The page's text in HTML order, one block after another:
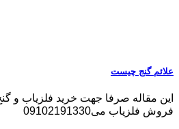
علائم گنج چیست
این مقاله صرفا جهت خرید فلزیاب و
فروش فلزیاب می09102191330